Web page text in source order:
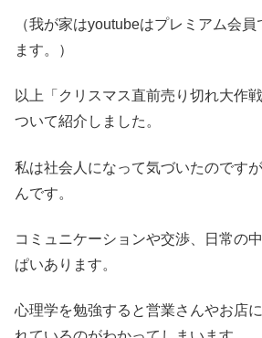
（我が家はyoutubeはプレミアム会
ます。）
以上「クリスマス直前売り切れ大作
ついて紹介しました。
私は社会人になって気づいたのです
んです。
コミュニケーションや交渉、日常の
ぱいあります。
心理学を勉強すると営業さんやお店